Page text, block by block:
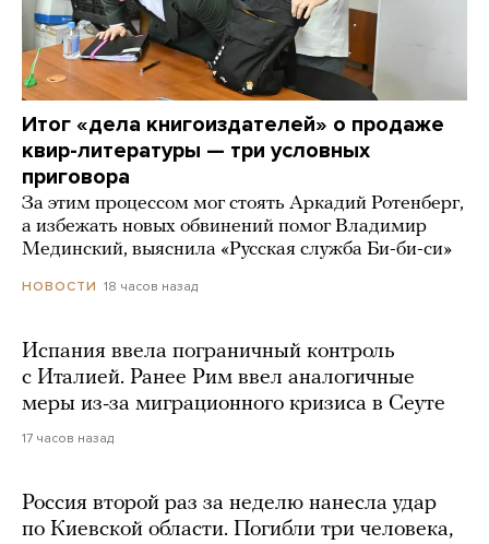
Итог «дела книгоиздателей» о продаже
квир-литературы — три условных
приговора
За этим процессом мог стоять Аркадий Ротенберг,
а избежать новых обвинений помог Владимир
Мединский, выяснила «Русская служба Би-би-си»
НОВОСТИ 18 часов назад
Испания ввела пограничный контроль
с Италией. Ранее Рим ввел аналогичные
меры из-за миграционного кризиса в Сеуте
17 часов назад
Россия второй раз за неделю нанесла удар
по Киевской области. Погибли три человека,